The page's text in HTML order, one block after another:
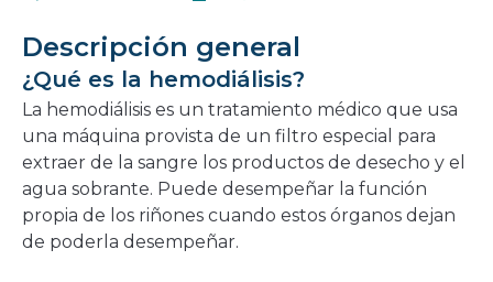
nueva
ventana
Descripción general
¿Qué es la hemodiálisis?
La hemodiálisis es un tratamiento médico que usa
una máquina provista de un filtro especial para
extraer de la sangre los productos de desecho y el
agua sobrante. Puede desempeñar la función
propia de los riñones cuando estos órganos dejan
de poderla desempeñar.